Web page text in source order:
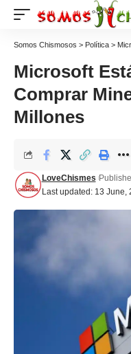
Somos Chismosos > Política >
Microsoft
Comprar
Millones
Last updated: 13 June,
LoveChismes